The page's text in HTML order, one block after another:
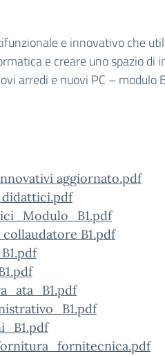
e innovativo che
e creare uno spazio di
arredi e nuovi PC – modulo
aggiornato.pdf
B1.pdf